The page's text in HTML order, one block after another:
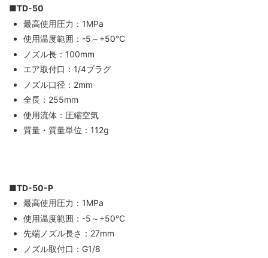
■TD-50
最高使用圧力：1MPa
使用温度範囲：-5～+50℃
ノズル長：100mm
エア取付口：1/4プラグ
ノズル口径：2mm
全長：255mm
使用流体：圧縮空気
質量・質量単位：112g
■TD-50-P
最高使用圧力：1MPa
使用温度範囲：-5～+50℃
先端ノズル長さ：27mm
ノズル取付口：G1/8